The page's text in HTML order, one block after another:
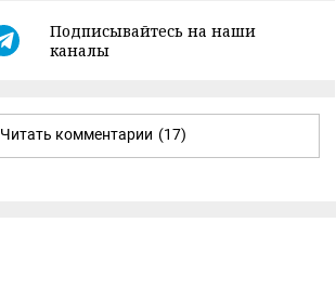
Подписывайтесь на наши
каналы
Читать комментарии (17)